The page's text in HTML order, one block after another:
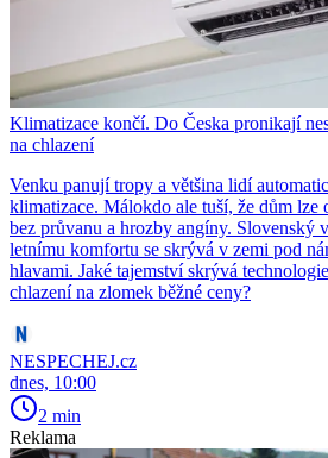
Klimatizace končí. Do Česka pronikají
na chlazení
Venku panují tropy a většina lidí
klimatizace. Málokdo ale tuší, že dům lze
bez průvanu a hrozby angíny. Slovenský
letnímu komfortu se skrývá v zemi pod
hlavami. Jaké tajemství skrývá
chlazení na zlomek běžné ceny?
NESPECHEJ.cz
dnes, 10:00
2 min
Reklama